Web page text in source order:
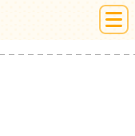
絵本ひろば